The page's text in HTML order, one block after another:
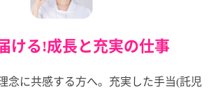
ける!成長と充実の仕事
念に共感する方へ。充実した手当(託児